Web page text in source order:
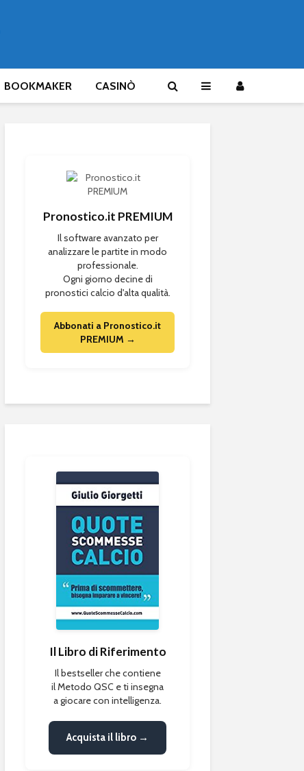
BOOKMAKER CASINÒ
Pronostico.it PREMIUM
Il software avanzato per
analizzare le partite in modo
professionale.
Ogni giorno decine di
pronostici calcio d'alta qualità.
Abbonati a Pronostico.it
PREMIUM →
Il Libro di Riferimento
Il bestseller che contiene
il Metodo QSC e ti insegna
a giocare con intelligenza.
Acquista il libro →